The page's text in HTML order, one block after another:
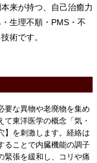
来が持つ、自己治癒力
生理不順・PMS・不
術です。
要な異物や老廃物を集め
東洋医学の概念「気・
】を刺激します。経絡は
ることで内臓機能の調子
緊張を緩和し、コリや痛